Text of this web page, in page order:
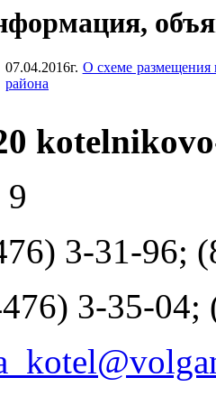
07.04.2016г. О схеме размещения
района
3-31-96;
3-35-04;